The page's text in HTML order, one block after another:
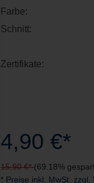
Farbe:
Schnitt:
Zertifikate:
4,90 €*
15,90 €*(69.18%
* Preise inkl. MwSt. zzgl.